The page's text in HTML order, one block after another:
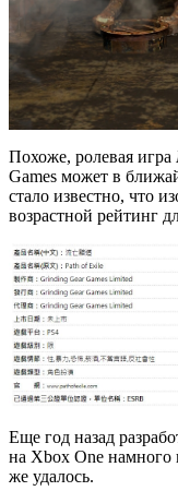
Похоже, ролевая игра
Games может в
стало известно, что
возрастной рейтинг
Еще год назад
на Xbox One
же удалось.